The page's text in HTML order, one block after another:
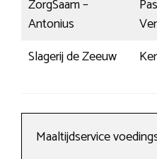
ZorgSaam –
Antonius
Slagerij de Zeeuw
Maaltijdservice